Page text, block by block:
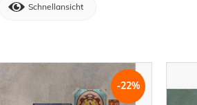
Schnellansicht
-22%